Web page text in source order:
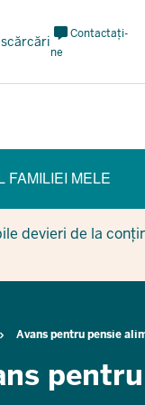
Meta
Navi
Contactați-
ne
FAMILIEI MELE
devieri de la
Avans pentru pensie